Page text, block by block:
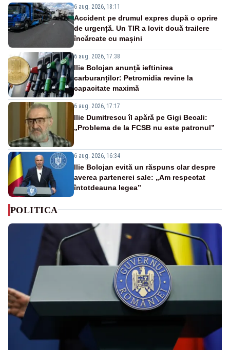
6 aug. 2026, 18:11
Accident pe drumul expres după o oprire
de urgență. Un TIR a lovit două trailere
încărcate cu mașini
6 aug. 2026, 17:38
Ilie Bolojan anunță ieftinirea
carburanților: Petromidia revine la
capacitate maximă
6 aug. 2026, 17:17
Ilie Dumitrescu îl apără pe Gigi Becali:
„Problema de la FCSB nu este patronul”
6 aug. 2026, 16:34
Ilie Bolojan evită un răspuns clar despre
averea partenerei sale: „Am respectat
întotdeauna legea”
POLITICA